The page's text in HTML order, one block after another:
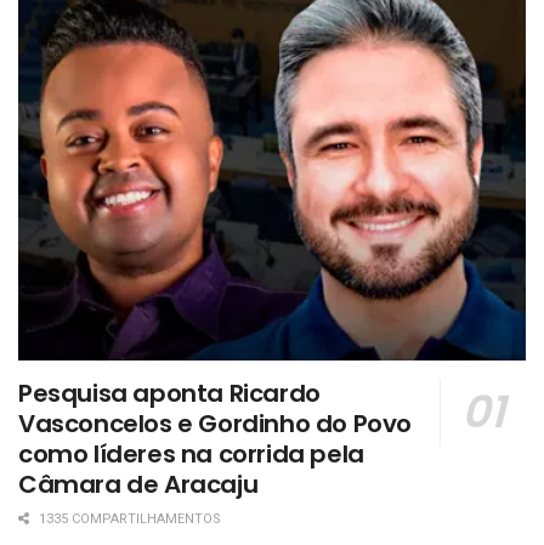
Pesquisa aponta Ricardo
Vasconcelos e Gordinho do Povo
como líderes na corrida pela
Câmara de Aracaju
1335 COMPARTILHAMENTOS